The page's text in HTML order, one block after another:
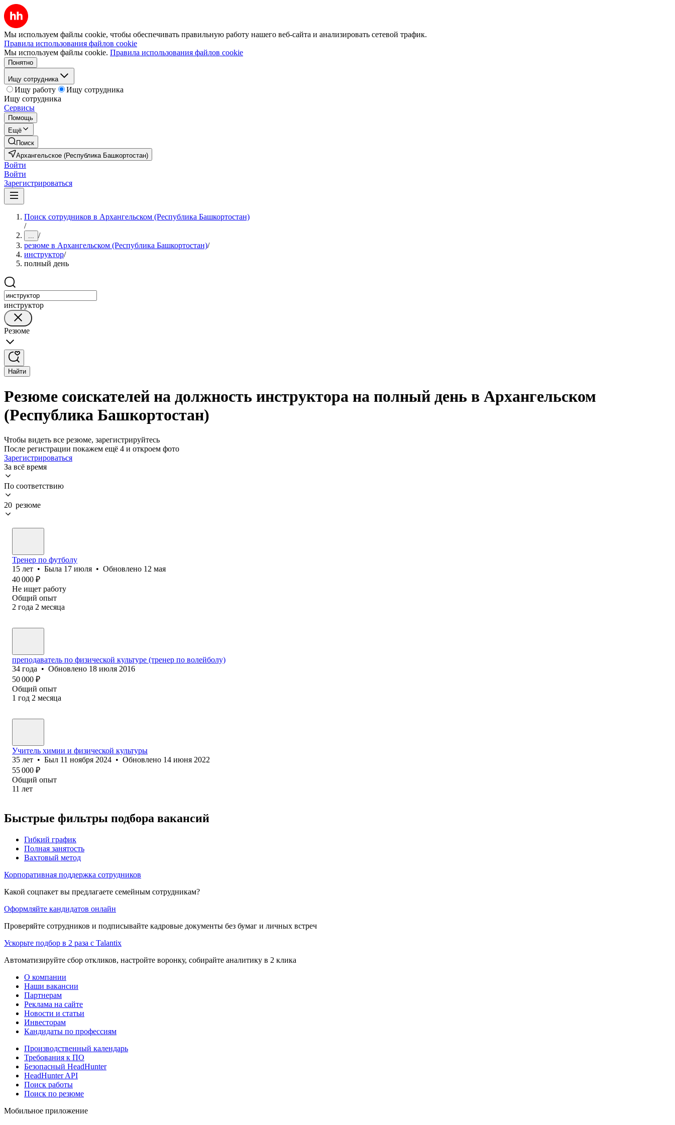
Мы используем файлы cookie, чтобы обеспечивать правильную работу нашего веб-сайта и анализировать сетевой трафик.
Правила использования файлов cookie
Мы используем файлы cookie. Правила использования файлов cookie
Понятно
Ищу сотрудника
Ищу работу
Ищу сотрудника
Ищу сотрудника
Сервисы
Помощь
Ещё
Поиск
Архангельское (Республика Башкортостан)
Войти
Войти
Зарегистрироваться
Поиск сотрудников в Архангельском (Республика Башкортостан)
/
... /
резюме в Архангельском (Республика Башкортостан)/
инструктор/
полный день
инструктор
Резюме
Найти
Резюме соискателей на должность инструктора на полный день в Архангельском
(Республика Башкортостан)
Чтобы видеть все резюме, зарегистрируйтесь
После регистрации покажем ещё 4 и откроем фото
Зарегистрироваться
За всё время
По соответствию
20 резюме
Тренер по футболу
15 лет • Была 17 июля • Обновлено 12 мая
40 000 ₽
Не ищет работу
Общий опыт
2 года 2 месяца
преподаватель по физической культуре (тренер по волейболу)
34 года • Обновлено 18 июля 2016
50 000 ₽
Общий опыт
1 год 2 месяца
Учитель химии и физической культуры
35 лет • Был 11 ноября 2024 • Обновлено 14 июня 2022
55 000 ₽
Общий опыт
11 лет
Быстрые фильтры подбора вакансий
Гибкий график
Полная занятость
Вахтовый метод
Корпоративная поддержка сотрудников
Какой соцпакет вы предлагаете семейным сотрудникам?
Оформляйте кандидатов онлайн
Проверяйте сотрудников и подписывайте кадровые документы без бумаг и личных встреч
Ускорьте подбор в 2 раза с Talantix
Автоматизируйте сбор откликов, настройте воронку, собирайте аналитику в 2 клика
О компании
Наши вакансии
Партнерам
Реклама на сайте
Новости и статьи
Инвесторам
Кандидаты по профессиям
Производственный календарь
Требования к ПО
Безопасный HeadHunter
HeadHunter API
Поиск работы
Поиск по резюме
Мобильное приложение